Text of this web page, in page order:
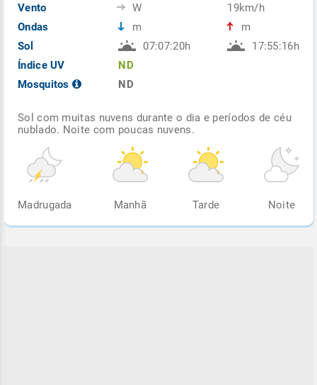
Vento
Ondas
Sol
Índice UV
Mosquitos
W
m
07:07:20h
ND
ND
19km/h
m
17:55:16h
Sol com muitas nuvens durante o dia e períodos de céu
nublado. Noite com poucas nuvens.
Madrugada Manhã Tarde Noite